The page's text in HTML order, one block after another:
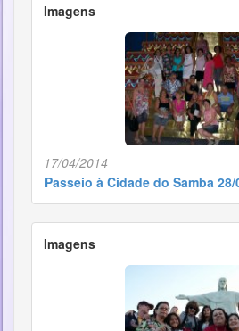
Imagens
17/04/2014
Passeio à Cidade do Samba 28/
Imagens